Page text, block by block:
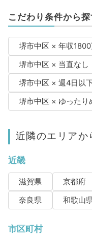
こだわり条件から探
堺市中区 × 年収
堺市中区 × 当直なし
堺市中区 × 週4日以
堺市中区 × ゆったり
近隣のエリアか
近畿
滋賀県 京都府
奈良県
和歌山
市区町村